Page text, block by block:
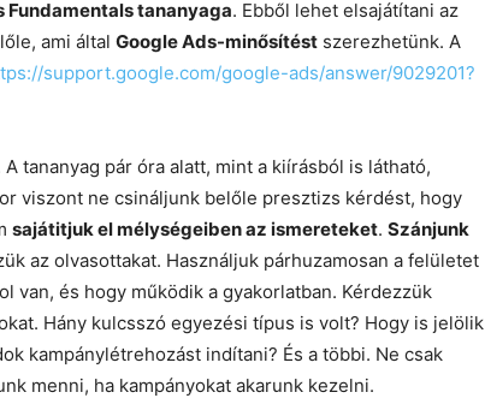
Fundamentals tananyaga. Ebből lehet elsajátítani az
ami által Google Ads-minősítést szerezhetünk. A
support.google.com/google-ads/answer/9029201?
tananyag pár óra alatt, mint a kiírásból is látható,
viszont ne csináljunk belőle presztizs kérdést, hogy
sajátitjuk el mélységeiben az ismereteket. Szánjunk
az olvasottakat. Használjuk párhuzamosan a felületet
van, és hogy működik a gyakorlatban. Kérdezzük
Hány kulcsszó egyezési típus is volt? Hogy is jelölik
kampánylétrehozást indítani? És a többi. Ne csak
menni, ha kampányokat akarunk kezelni.